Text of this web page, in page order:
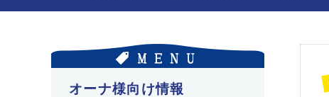
オーナ様向け情報